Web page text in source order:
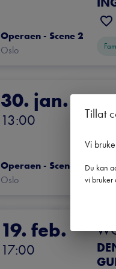
Operaen - Scene 2
Oslo
30. jan.
13:00
Operaen - Scene 2
Oslo
19. feb.
17:00
Tillat
Vi
Du kan
vi bruker